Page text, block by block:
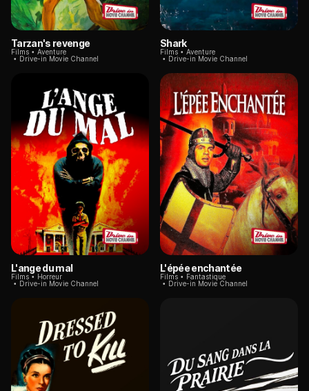
Tarzan's revenge
Films
Aventure
Drive-in Movie Channel
Shark
Films
Aventure
Drive-in Movie Channel
L'ange du mal
Films
Horreur
Drive-in Movie Channel
L'épée enchantée
Films
Fantastique
Drive-in Movie Channel